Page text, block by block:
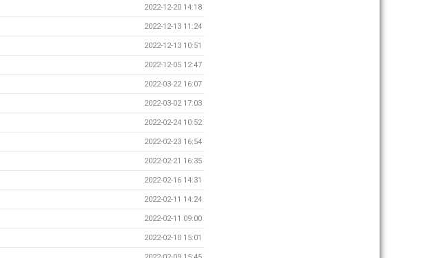
2022-12-20 14:18
2022-12-13 11:24
2022-12-13 10:51
2022-12-05 12:47
2022-03-22 16:07
2022-03-02 17:03
2022-02-24 10:52
2022-02-23 16:54
2022-02-21 16:35
2022-02-16 14:31
2022-02-11 14:24
2022-02-11 09:00
2022-02-10 15:01